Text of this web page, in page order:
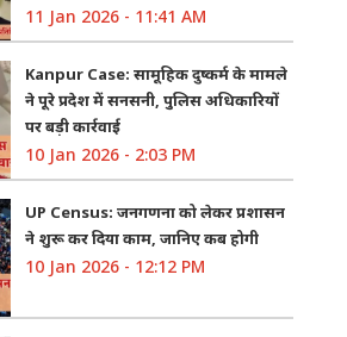
11 Jan 2026 - 11:41 AM
Kanpur Case: सामूहिक दुष्कर्म के मामले
ने पूरे प्रदेश में सनसनी, पुलिस अधिकारियों
पर बड़ी कार्रवाई
10 Jan 2026 - 2:03 PM
UP Census: जनगणना को लेकर प्रशासन
ने शुरू कर दिया काम, जानिए कब होगी
10 Jan 2026 - 12:12 PM